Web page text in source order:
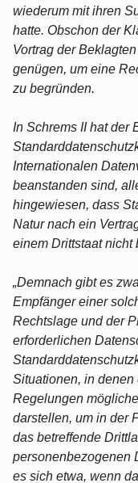
wiederum mit ihren
hatte. Obschon der
Vortrag der
genügen, um eine
zu begründen.
In Schrems II hat der
Internationalen
beanstanden sind,
hingewiesen, dass
Natur nach ein
einem Drittstaat nicht
„Demnach gibt es
Empfänger einer
Rechtslage und der
erforderlichen
Situationen, in
Regelungen
darstellen, um in der
das betreffende
personenbezogenen
es sich etwa, wenn